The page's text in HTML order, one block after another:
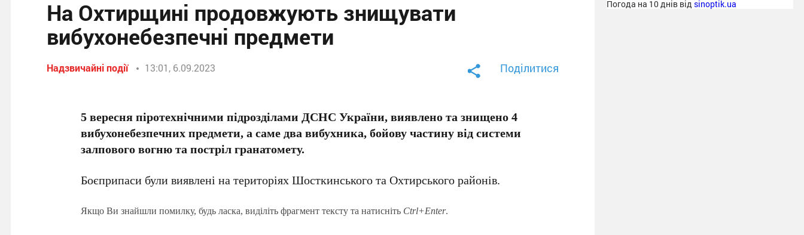
На Охтирщині продовжують знищувати
вибухонебезпечні предмети
Надзвичайні події 13:01, 6.09.2023 Поділитися
5 вересня піротехнічними підрозділами ДСНС України, виявлено та знищено 4
вибухонебезпечних предмети, а саме два вибухника, бойову частину від системи
залпового вогню та постріл гранатомету.
Боєприпаси були виявлені на територіях Шосткинського та Охтирського районів.
Якщо Ви знайшли помилку, будь ласка, виділіть фрагмент тексту та натисніть Ctrl+Enter.
Погода на 10 днів від sinoptik.ua